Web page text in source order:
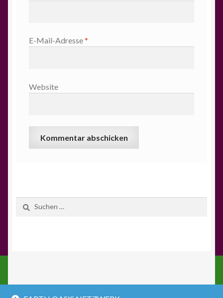
E-Mail-Adresse*
Website
nach:
© EARTH OASIS NETZWERK ONLINE SHOP 2026